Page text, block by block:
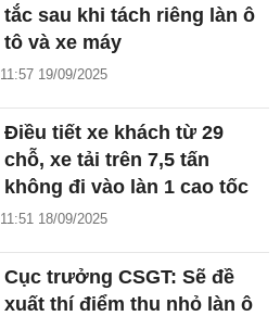
tắc sau khi tách riêng làn ô
tô và xe máy
11:57 19/09/2025
Điều tiết xe khách từ 29
chỗ, xe tải trên 7,5 tấn
không đi vào làn 1 cao tốc
11:51 18/09/2025
Cục trưởng CSGT: Sẽ đề
xuất thí điểm thu nhỏ làn ô